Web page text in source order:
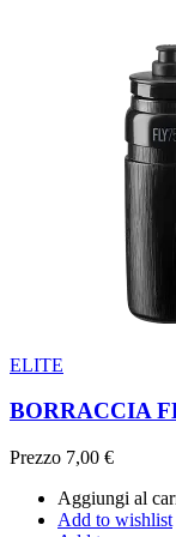
ELITE
BORRACCIA
Prezzo 7,00 €
Aggiungi al
Add to wishlist